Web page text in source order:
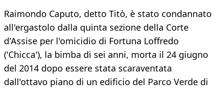
Raimondo Caputo, detto Titò, è stato condannato
all'ergastolo dalla quinta sezione della Corte
d'Assise per l'omicidio di Fortuna Loffredo
('Chicca'), la bimba di sei anni, morta il 24 giugno
del 2014 dopo essere stata scaraventata
dall'ottavo piano di un edificio del Parco Verde di